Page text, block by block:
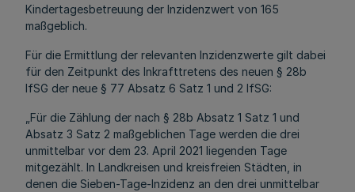
Kindertagesbetreuung der Inzidenzwert von 165
maßgeblich.
Für die Ermittlung der relevanten Inzidenzwerte gilt dabei
für den Zeitpunkt des Inkrafttretens des neuen § 28b
IfSG der neue § 77 Absatz 6 Satz 1 und 2 IfSG:
„Für die Zählung der nach § 28b Absatz 1 Satz 1 und
Absatz 3 Satz 2 maßgeblichen Tage werden die drei
unmittelbar vor dem 23. April 2021 liegenden Tage
mitgezählt. In Landkreisen und kreisfreien Städten, in
denen die Sieben-Tage-Inzidenz an den drei unmittelbar